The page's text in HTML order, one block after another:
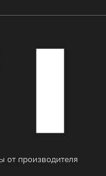
от производителя